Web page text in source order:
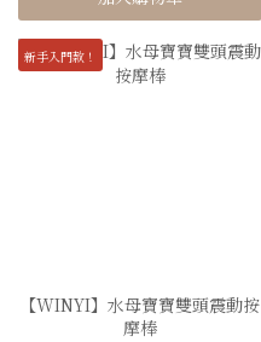
新手入門款！
【WINYI】水母寶寶雙頭震動按
摩棒